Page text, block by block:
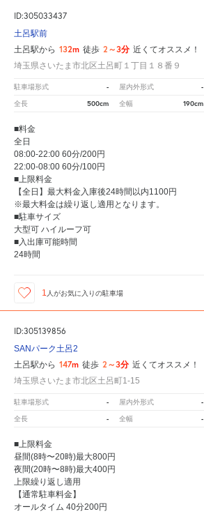
ID:305033437
土呂駅前
土呂駅から 132m 徒歩 2～3分 近くてオススメ！
埼玉県さいたま市北区土呂町１丁目１８番９
駐車場形式 - 屋内外形式 -
全長 500cm 全幅 190cm
■料金
全日
08:00-22:00 60分/200円
22:00-08:00 60分/100円
■上限料金
【全日】最大料金入庫後24時間以内1100円
※最大料金は繰り返し適用となります。
■駐車サイズ
大型可 ハイルーフ可
■入出庫可能時間
24時間
1 人がお気に入りの駐車場
ID:305139856
SANパーク土呂2
土呂駅から 147m 徒歩 2～3分 近くてオススメ！
埼玉県さいたま市北区土呂町1-15
駐車場形式 - 屋内外形式 -
全長 - 全幅 -
■上限料金
昼間(8時〜20時)最大800円
夜間(20時〜8時)最大400円
上限繰り返し適用
【通常駐車料金】
オールタイム 40分200円